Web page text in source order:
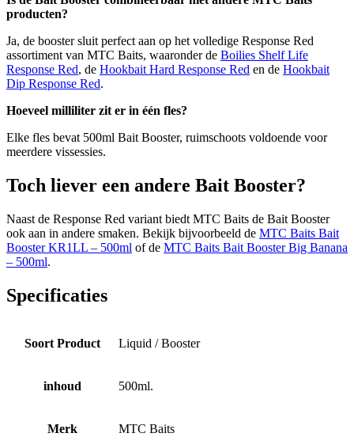
producten?
Ja, de booster sluit perfect aan op het volledige Response Red
assortiment van MTC Baits, waaronder de Boilies Shelf Life
Response Red, de Hookbait Hard Response Red en de Hookbait
Dip Response Red.
Hoeveel milliliter zit er in één fles?
Elke fles bevat 500ml Bait Booster, ruimschoots voldoende voor
meerdere vissessies.
Toch liever een andere Bait Booster?
Naast de Response Red variant biedt MTC Baits de Bait Booster
ook aan in andere smaken. Bekijk bijvoorbeeld de MTC Baits Bait
Booster KR1LL – 500ml of de MTC Baits Bait Booster Big Banana
– 500ml.
Specificaties
Soort Product Liquid / Booster
inhoud 500ml.
Merk MTC Baits